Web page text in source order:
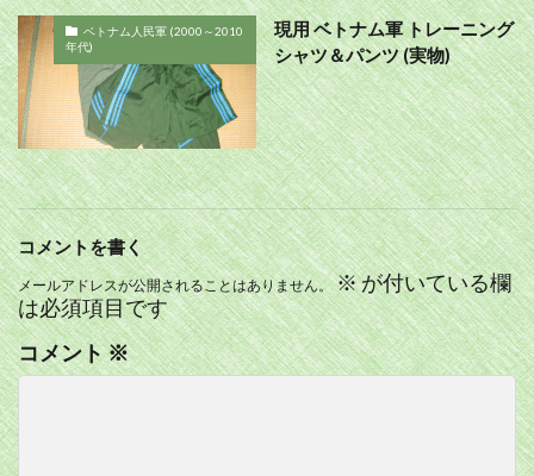
ベトナム人民軍 (2000～2010
年代)
現用 ベトナム軍 トレーニング
シャツ＆パンツ (実物)
コメントを書く
メールアドレスが公開されることはありません。 ※が付いている欄
は必須項目です
コメント※